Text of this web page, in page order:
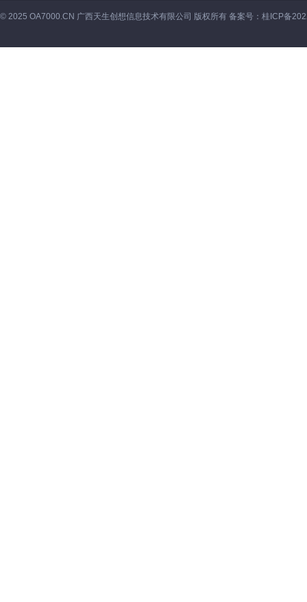
© 2025 OA7000.CN 广西天生创想信息技术有限公司 版权所有 备案号： 桂ICP备